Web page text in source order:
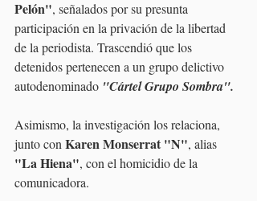
Pelón", señalados por su presunta
participación en la privación de la libertad
de la periodista. Trascendió que los
detenidos pertenecen a un grupo delictivo
autodenominado "Cártel Grupo Sombra".
Asimismo, la investigación los relaciona,
junto con Karen Monserrat "N", alias
"La Hiena", con el homicidio de la
comunicadora.